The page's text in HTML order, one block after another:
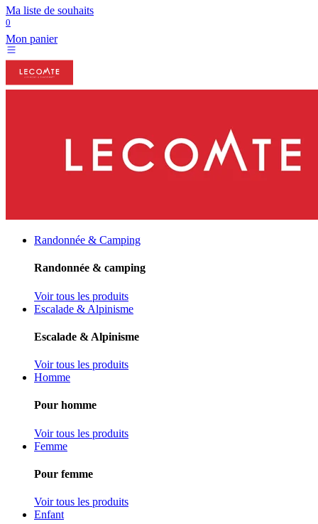
Ma liste de souhaits
0
Mon panier
Randonnée & Camping
Randonnée & camping
Voir tous les produits
Escalade & Alpinisme
Escalade & Alpinisme
Voir tous les produits
Homme
Pour homme
Voir tous les produits
Femme
Pour femme
Voir tous les produits
Enfant